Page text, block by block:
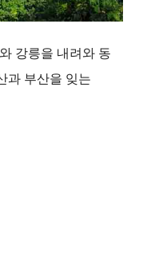
강릉을 내려와 동
과 부산을 잊는